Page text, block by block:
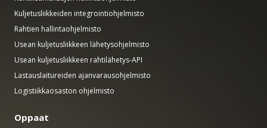
Kuljetusliikkeiden integrointiohjelmisto
Rahtien hallintaohjelmisto
Usean kuljetusliikkeen lähetysohjelmisto
Usean kuljetusliikkeen rahtilähetys-API
Lastauslaitureiden ajanvarausohjelmisto
Logistiikkaosaston ohjelmisto
Oppaat